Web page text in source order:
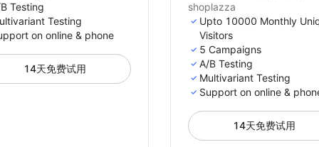
Testing
Testing
on online & phone
14天免费试用
shoplazza
Upto 10000 Monthly
Visitors
5 Campaigns
A/B Testing
Multivariant Testing
Support on online &
14天免费试用